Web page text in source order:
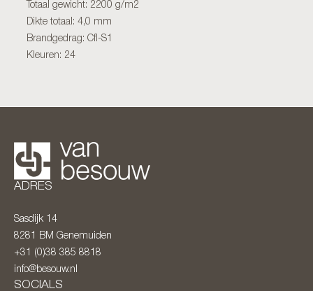
Totaal gewicht: 2200 g/m2
Dikte totaal: 4,0 mm
Brandgedrag: Cfl-S1
Kleuren: 24
ADRES
Sasdijk 14
8281 BM Genemuiden
+31 (0)38 385 8818
info@besouw.nl
SOCIALS